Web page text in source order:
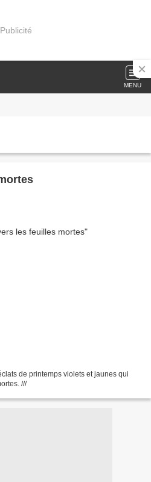
Publicité
MENU
de printemps violets et jaunes qui
///